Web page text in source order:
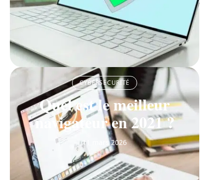
CYBERSÉCURITÉ
Quel est le meilleur
navigateur en 2021 ?
11 mars 2026